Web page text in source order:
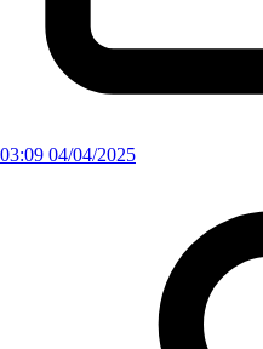
03:09 04/04/2025